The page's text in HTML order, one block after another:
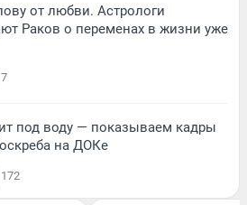
от любви. Астрологи
Раков о переменах в жизни уже
7
под воду — показываем кадры
на ДОКе
172